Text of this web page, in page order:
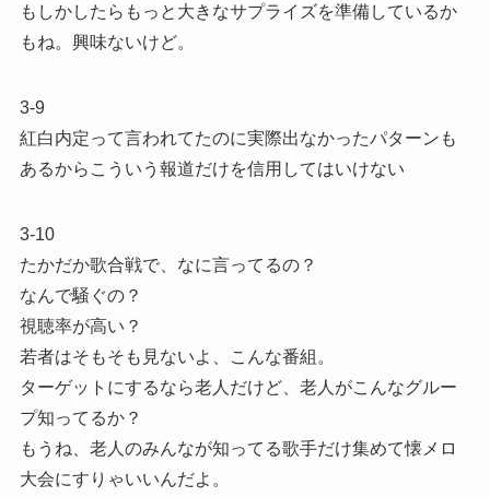
もしかしたらもっと大きなサプライズを準備しているか
もね。興味ないけど。
3-9
紅白内定って言われてたのに実際出なかったパターンも
あるからこういう報道だけを信用してはいけない
3-10
たかだか歌合戦で、なに言ってるの？
なんで騒ぐの？
視聴率が高い？
若者はそもそも見ないよ、こんな番組。
ターゲットにするなら老人だけど、老人がこんなグルー
プ知ってるか？
もうね、老人のみんなが知ってる歌手だけ集めて懐メロ
大会にすりゃいいんだよ。